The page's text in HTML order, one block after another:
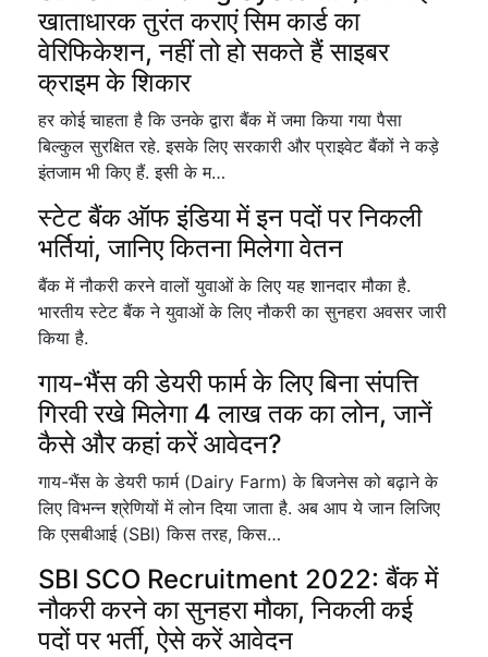
खाताधारक तुरंत कराएं सिम कार्ड का
वेरिफिकेशन, नहीं तो हो सकते हैं साइबर
क्राइम के शिकार
हर कोई चाहता है कि उनके द्वारा बैंक में जमा किया गया पैसा
बिल्कुल सुरक्षित रहे. इसके लिए सरकारी और प्राइवेट बैंकों ने कड़े
इंतजाम भी किए हैं. इसी के म…
स्टेट बैंक ऑफ इंडिया में इन पदों पर निकली
भर्तियां, जानिए कितना मिलेगा वेतन
बैंक में नौकरी करने वालों युवाओं के लिए यह शानदार मौका है.
भारतीय स्टेट बैंक ने युवाओं के लिए नौकरी का सुनहरा अवसर जारी
किया है.
गाय-भैंस की डेयरी फार्म के लिए बिना संपत्ति
गिरवी रखे मिलेगा 4 लाख तक का लोन, जानें
कैसे और कहां करें आवेदन?
गाय-भैंस के डेयरी फार्म (Dairy Farm) के बिजनेस को बढ़ाने के
लिए विभन्न श्रेणियों में लोन दिया जाता है. अब आप ये जान लिजिए
कि एसबीआई (SBI) किस तरह, किस…
SBI SCO Recruitment 2022: बैंक में
नौकरी करने का सुनहरा मौका, निकली कई
पदों पर भर्ती, ऐसे करें आवेदन